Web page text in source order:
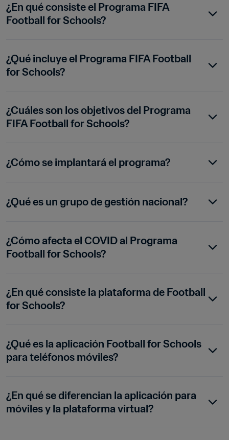
¿En qué consiste el Programa FIFA
Football for Schools?
¿Qué incluye el Programa FIFA Football
for Schools?
¿Cuáles son los objetivos del Programa
FIFA Football for Schools?
¿Cómo se implantará el programa?
¿Qué es un grupo de gestión nacional?
¿Cómo afecta el COVID al Programa
Football for Schools?
¿En qué consiste la plataforma de Football
for Schools?
¿Qué es la aplicación Football for Schools
para teléfonos móviles?
¿En qué se diferencian la aplicación para
móviles y la plataforma virtual?